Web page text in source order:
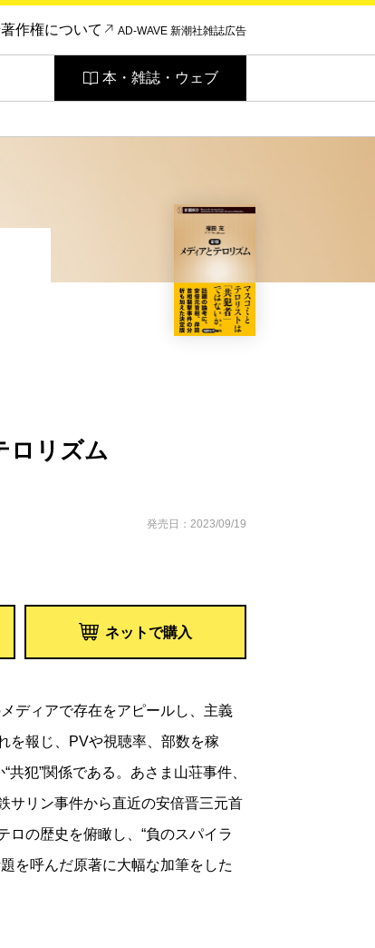
著作権について AD-WAVE 新潮社雑誌広告
本・雑誌・ウェブ
リズム
発売日：2023/09/19
ネットで購入
ディアで存在をアピールし、主義
を報じ、PVや視聴率、部数を稼
共犯”関係である。あさま山荘事件、
サリン事件から直近の安倍晋三元首
ロの歴史を俯瞰し、“負のスパイラ
を呼んだ原著に大幅な加筆をした